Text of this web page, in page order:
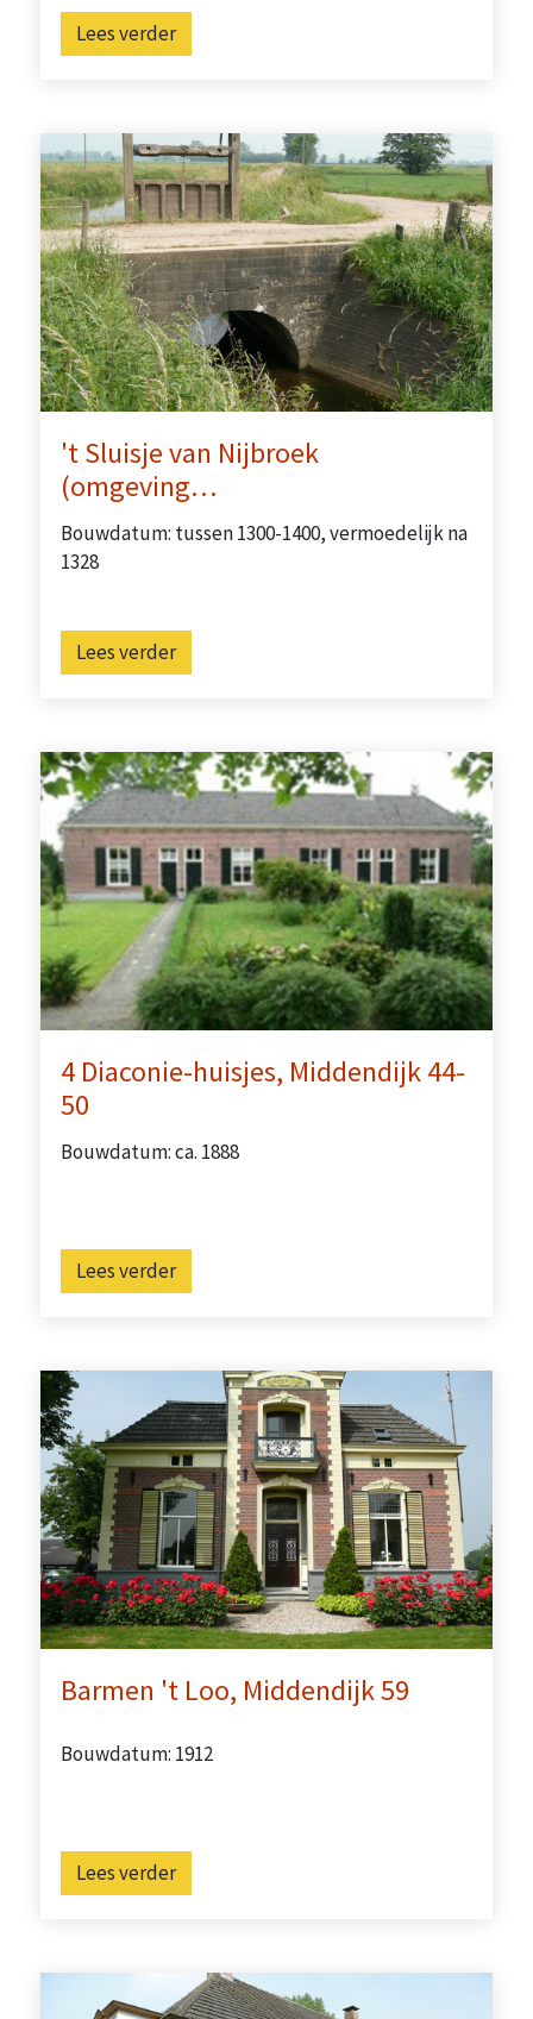
Lees verder
't Sluisje van Nijbroek
(omgeving…
Bouwdatum: tussen 1300-1400, vermoedelijk na
1328
Lees verder
4 Diaconie-huisjes, Middendijk 44-
50
Bouwdatum: ca. 1888
Lees verder
Barmen 't Loo, Middendijk 59
Bouwdatum: 1912
Lees verder